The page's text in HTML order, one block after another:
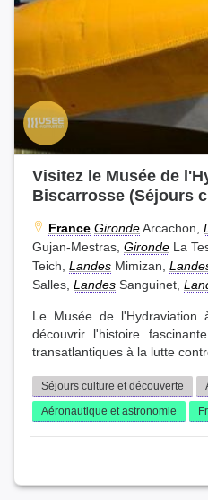
Visitez le Musée de
Biscarrosse (Séjours
France GirondeArcachon,
Gujan-Mestras, Gironde La
Teich, Landes Mimizan,
Salles, Landes Sanguinet,
Le Musée de
découvrir l'histoire
transatlantiques à la lutte
Séjours culture et découverte
Aéronautique et astronomie